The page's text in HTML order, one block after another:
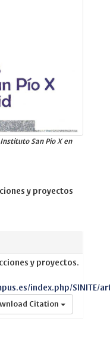
San Pío X en
y proyectos
y proyectos.
index.php/SINITE/
Citation